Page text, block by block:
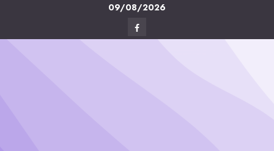
content
09/08/2026
Facebook